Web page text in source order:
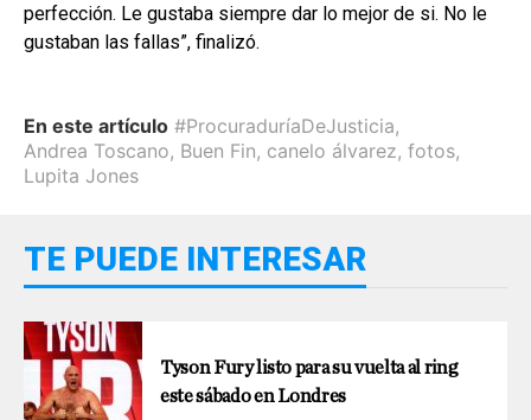
perfección. Le gustaba siempre dar lo mejor de si. No le
gustaban las fallas”, finalizó.
En este artículo #ProcuraduríaDeJusticia,
Andrea Toscano, Buen Fin, canelo álvarez, fotos,
Lupita Jones
TE PUEDE INTERESAR
Tyson Fury listo para su vuelta al ring
este sábado en Londres